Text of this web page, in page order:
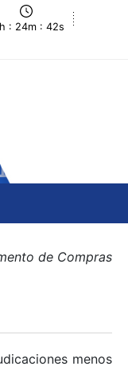
: 24m : 42s
de Compras
menos